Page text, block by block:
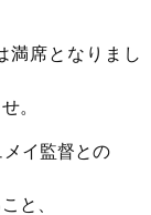
満席となりまし
。
イ監督との
と、